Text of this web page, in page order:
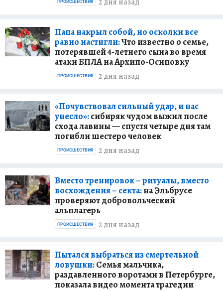
ПРОИСШЕСТВИЯ
Папа накрыл собой, но осколки все
равно настигли:Что известно о семье,
потерявшей 4-летнего сына во время
атаки БПЛА на Архипо-Осиповку
2 дня назад
ПРОИСШЕСТВИЯ
«Почувствовал сильный удар, и нас
унесло»:сибиряк чудом выжил после
схода лавины — спустя четыре дня там
погибли шестеро человек
2 дня назад
ПРОИСШЕСТВИЯ
Вместо тренировок – ритуалы, вместо
восхождения – секта:на Эльбрусе
проверяют добровольческий
альплагерь
2 дня назад
ПРОИСШЕСТВИЯ
Пытался выбраться из смертельной
ловушки:Семья мальчика,
раздавленного воротами в Петербурге,
показала видео момента трагедии